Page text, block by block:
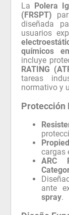
La Polera
(FRSPT)
diseñada
usuarios
químicos
incluye
RATING
tareas
normativo y
Protección
cargas
ARC
ante
spray.